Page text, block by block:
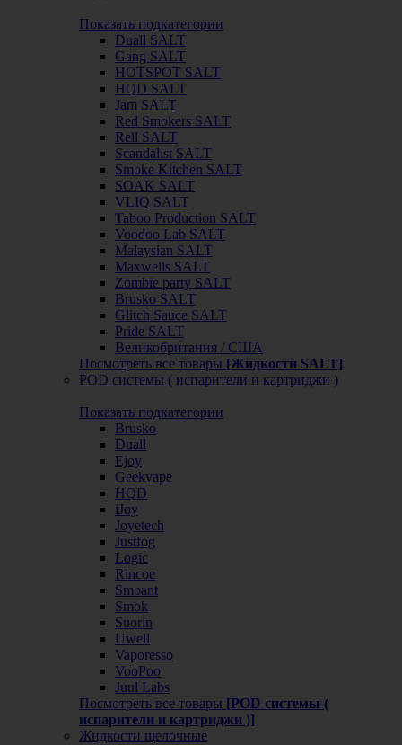
Показать подкатегории
Duall SALT
Gang SALT
HOTSPOT SALT
HQD SALT
Jam SALT
Red Smokers SALT
Rell SALT
Scandalist SALT
Smoke Kitchen SALT
SOAK SALT
VLIQ SALT
Taboo Production SALT
Voodoo Lab SALT
Malaysian SALT
Maxwells SALT
Zombie party SALT
Brusko SALT
Glitch Sauce SALT
Pride SALT
Великобритания / США
Посмотреть все товары [Жидкости SALT]
POD системы ( испарители и картриджи )
Показать подкатегории
Brusko
Duall
Ejoy
Geekvape
HQD
iJoy
Joyetech
Justfog
Logic
Rincoe
Smoant
Smok
Suorin
Uwell
Vaporesso
VooPoo
Juul Labs
Посмотреть все товары [POD системы (
испарители и картриджи )]
Жидкости щелочные